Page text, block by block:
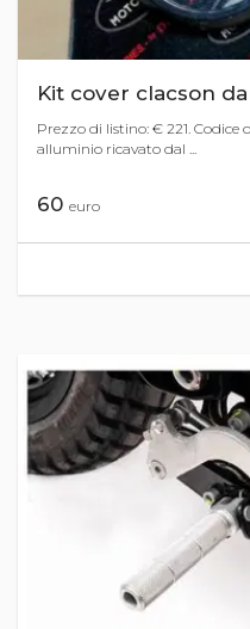
Kit cover clacson
Prezzo di listino: € 221. Codice
alluminio ricavato dal ...
60 euro